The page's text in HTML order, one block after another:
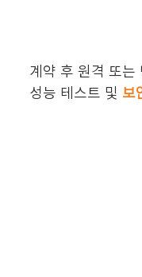
계약 후 원격 또는
성능 테스트 및 보